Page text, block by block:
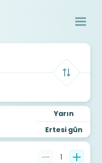
Yarın
Ertesi gün
1